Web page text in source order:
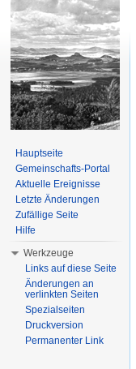
Hauptseite
Gemeinschafts-Portal
Aktuelle Ereignisse
Letzte Änderungen
Zufällige Seite
Hilfe
Werkzeuge
Links auf diese Seite
Änderungen an
verlinkten Seiten
Spezialseiten
Druckversion
Permanenter Link